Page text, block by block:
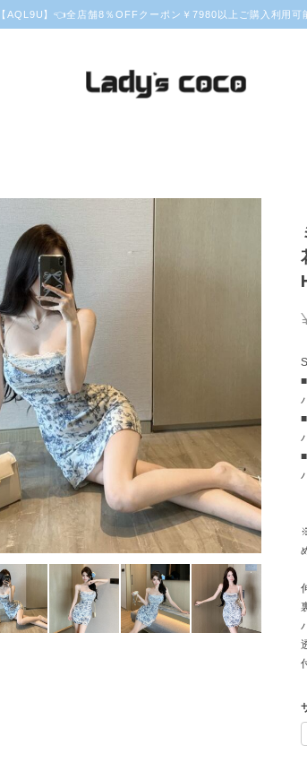
【AQL9U】👈全店舗8％OFFクーポン￥7980以上ご購入利用可